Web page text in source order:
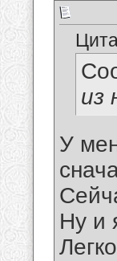
из
У
Ну и